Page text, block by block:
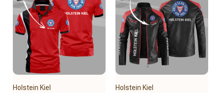
Holstein Kiel
Holstein Kiel